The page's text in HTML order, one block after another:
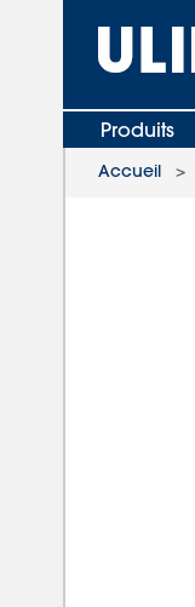
Produits
Accueil >